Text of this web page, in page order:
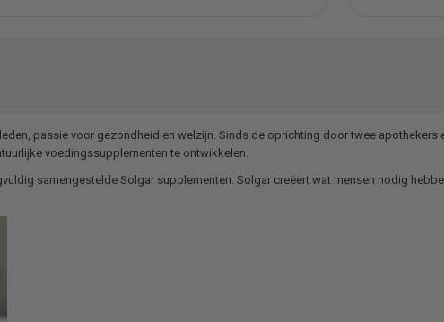
passie voor gezondheid en welzijn. Sinds de oprichting door twee
voedingssupplementen te ontwikkelen.
samengestelde Solgar supplementen. Solgar creëert wat mensen nodig